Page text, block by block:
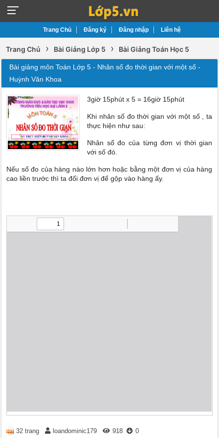
Trang Chủ Đăng ký Đăng nhập Liên hệ
Trang Chủ › Bài Giảng Lớp 5 › Bài Giảng Toán Học 5
Bài giảng môn Toán Lớp 5 - Nhân số đo thời gian với một số -
Huỳnh Văn Khoa
3giờ 15phút x 5 = 16giờ 15phút
Khi nhân số đo thời gian với một số , ta
thực hiện như sau:
Nhân số đo của từng đơn vị thời gian
với số đó.
Nếu số đo của hàng nào lớn hơn hoặc bằng một đơn vị của hàng
cao liền trước thì ta đổi đơn vị để gộp vào hàng ấy.
32 trang loandominic179 918 0